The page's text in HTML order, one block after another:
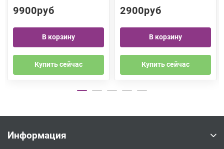
9900руб
В корзину
Купить сейчас
2900руб
В корзину
Купить сейчас
Информация